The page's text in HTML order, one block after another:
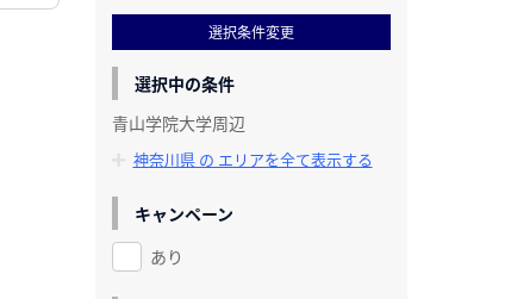
選択条件変更
選択中の条件
青山学院大学周辺
神奈川県 の エリアを全て表示する
キャンペーン
あり